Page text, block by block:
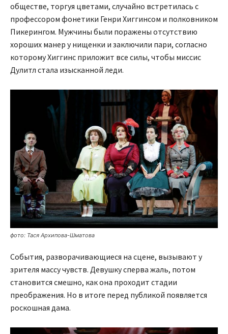
обществе, торгуя цветами, случайно встретилась с
профессором фонетики Генри Хиггинсом и полковником
Пикерингом. Мужчины были поражены отсутствию
хороших манер у нищенки и заключили пари, согласно
которому Хиггинс приложит все силы, чтобы миссис
Дулитл стала изысканной леди.
фото: Тася Архипова-Шматова
События, разворачивающиеся на сцене, вызывают у
зрителя массу чувств. Девушку сперва жаль, потом
становится смешно, как она проходит стадии
преображения. Но в итоге перед публикой появляется
роскошная дама.